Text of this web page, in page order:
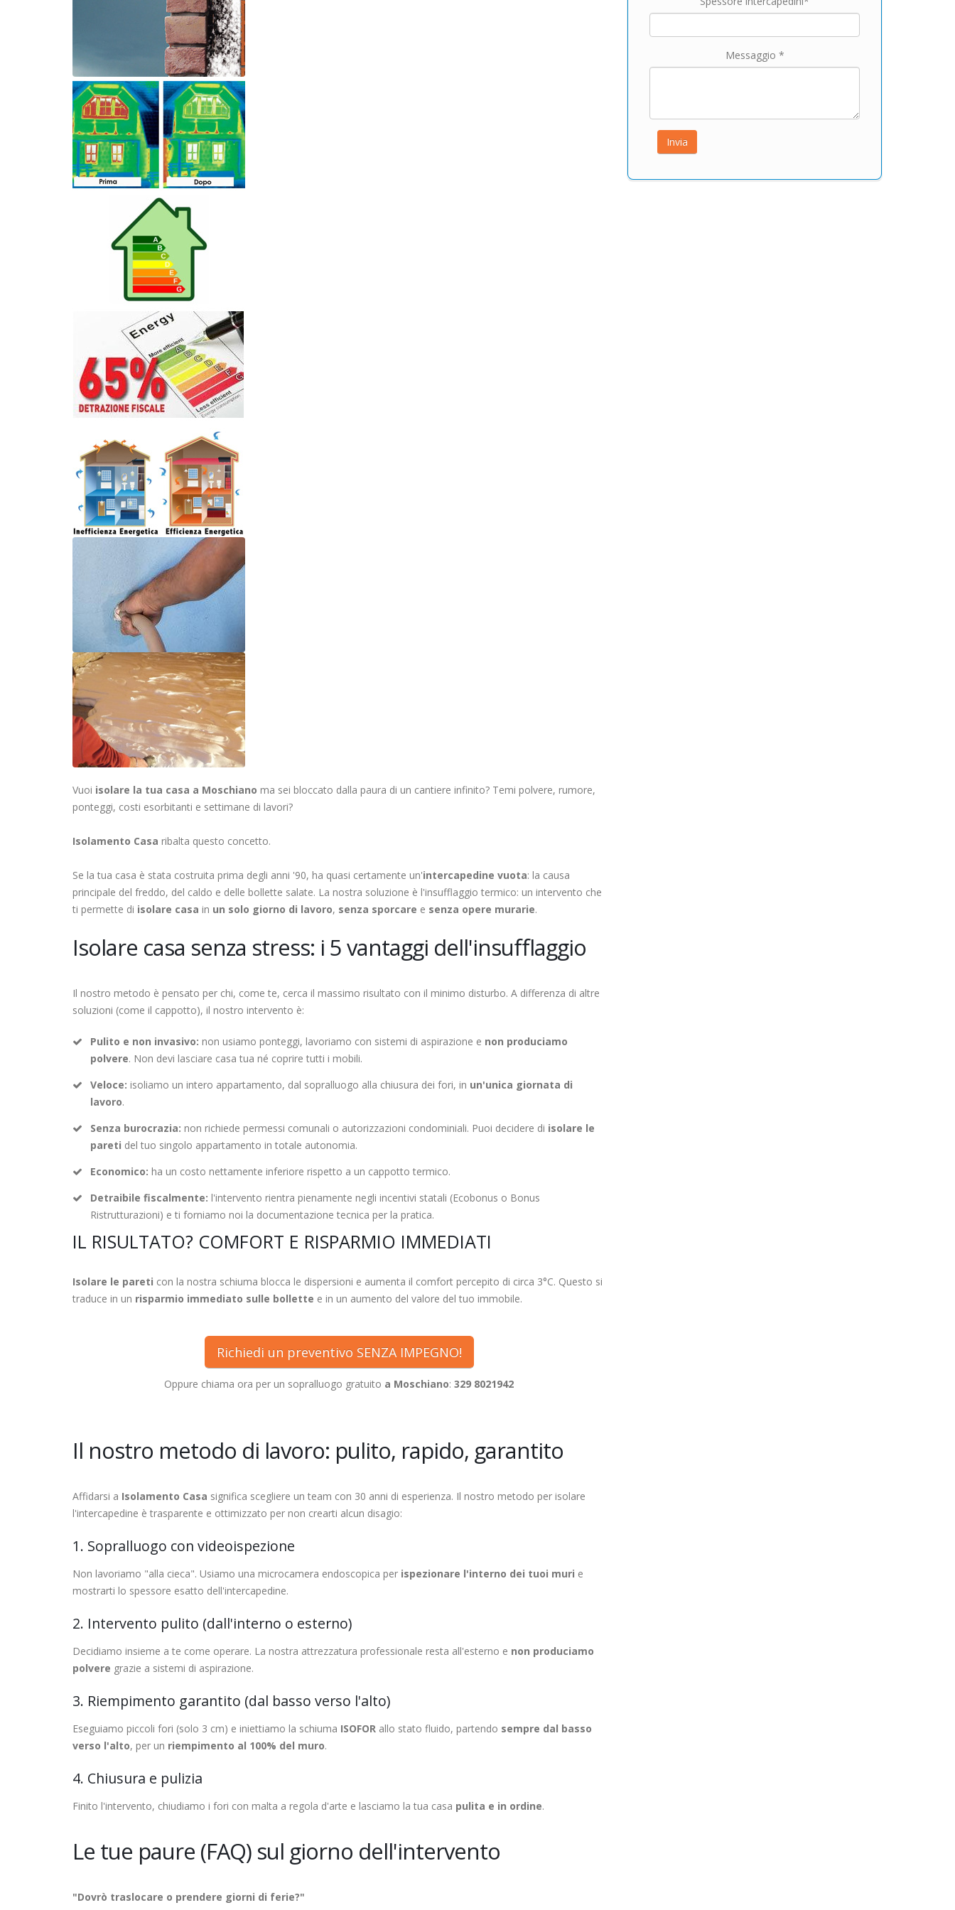
Vuoi isolare la tua casa a Moschiano ma sei bloccato dalla paura di un cantiere infinito? Temi polvere, rumore,
ponteggi, costi esorbitanti e settimane di lavori?
Isolamento Casa ribalta questo concetto.
Se la tua casa è stata costruita prima degli anni '90, ha quasi certamente un'intercapedine vuota: la causa
principale del freddo, del caldo e delle bollette salate. La nostra soluzione è l'insufflaggio termico: un intervento che
ti permette di isolare casa in un solo giorno di lavoro, senza sporcare e senza opere murarie.
Isolare casa senza stress: i 5 vantaggi dell'insufflaggio
Il nostro metodo è pensato per chi, come te, cerca il massimo risultato con il minimo disturbo. A differenza di altre
soluzioni (come il cappotto), il nostro intervento è:
Pulito e non invasivo: non usiamo ponteggi, lavoriamo con sistemi di aspirazione e non produciamo
polvere. Non devi lasciare casa tua né coprire tutti i mobili.
Veloce: isoliamo un intero appartamento, dal sopralluogo alla chiusura dei fori, in un'unica giornata di
lavoro.
Senza burocrazia: non richiede permessi comunali o autorizzazioni condominiali. Puoi decidere di isolare le
pareti del tuo singolo appartamento in totale autonomia.
Economico: ha un costo nettamente inferiore rispetto a un cappotto termico.
Detraibile fiscalmente: l'intervento rientra pienamente negli incentivi statali (Ecobonus o Bonus
Ristrutturazioni) e ti forniamo noi la documentazione tecnica per la pratica.
IL RISULTATO? COMFORT E RISPARMIO IMMEDIATI
Isolare le pareti con la nostra schiuma blocca le dispersioni e aumenta il comfort percepito di circa 3°C. Questo si
traduce in un risparmio immediato sulle bollette e in un aumento del valore del tuo immobile.
Richiedi un preventivo SENZA IMPEGNO!
Oppure chiama ora per un sopralluogo gratuito a Moschiano: 329 8021942
Il nostro metodo di lavoro: pulito, rapido, garantito
Affidarsi a Isolamento Casa significa scegliere un team con 30 anni di esperienza. Il nostro metodo per isolare
l'intercapedine è trasparente e ottimizzato per non crearti alcun disagio:
1. Sopralluogo con videoispezione
Non lavoriamo "alla cieca". Usiamo una microcamera endoscopica per ispezionare l'interno dei tuoi muri e
mostrarti lo spessore esatto dell'intercapedine.
2. Intervento pulito (dall'interno o esterno)
Decidiamo insieme a te come operare. La nostra attrezzatura professionale resta all'esterno e non produciamo
polvere grazie a sistemi di aspirazione.
3. Riempimento garantito (dal basso verso l'alto)
Eseguiamo piccoli fori (solo 3 cm) e iniettiamo la schiuma ISOFOR allo stato fluido, partendo sempre dal basso
verso l'alto, per un riempimento al 100% del muro.
4. Chiusura e pulizia
Finito l'intervento, chiudiamo i fori con malta a regola d'arte e lasciamo la tua casa pulita e in ordine.
Le tue paure (FAQ) sul giorno dell'intervento
"Dovrò traslocare o prendere giorni di ferie?"
Messaggio *